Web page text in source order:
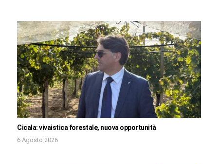
Cicala: vivaistica forestale, nuova opportunità
6 Agosto 2026